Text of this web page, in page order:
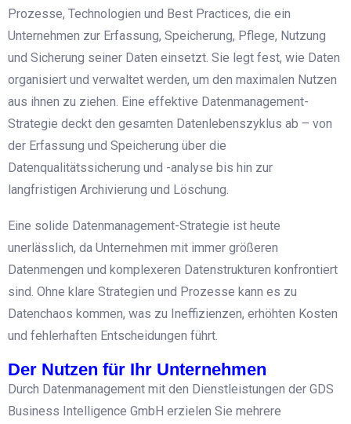
Prozesse, Technologien und Best Practices, die ein
Unternehmen zur Erfassung, Speicherung, Pflege, Nutzung
und Sicherung seiner Daten einsetzt. Sie legt fest, wie Daten
organisiert und verwaltet werden, um den maximalen Nutzen
aus ihnen zu ziehen. Eine effektive Datenmanagement-
Strategie deckt den gesamten Datenlebenszyklus ab – von
der Erfassung und Speicherung über die
Datenqualitätssicherung und -analyse bis hin zur
langfristigen Archivierung und Löschung.
Eine solide Datenmanagement-Strategie ist heute
unerlässlich, da Unternehmen mit immer größeren
Datenmengen und komplexeren Datenstrukturen konfrontiert
sind. Ohne klare Strategien und Prozesse kann es zu
Datenchaos kommen, was zu Ineffizienzen, erhöhten Kosten
und fehlerhaften Entscheidungen führt.
Der Nutzen für Ihr Unternehmen
Durch Datenmanagement mit den Dienstleistungen der GDS
Business Intelligence GmbH erzielen Sie mehrere